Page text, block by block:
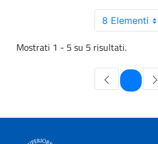
8 Elementi
Mostrati 1 - 5 su 5 risultati.
Pagina